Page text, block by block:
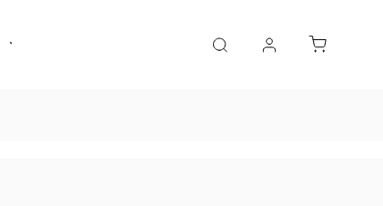
Sportovní výživa Oblečení